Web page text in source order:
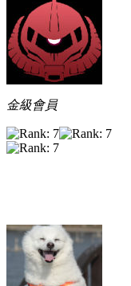
金級會員